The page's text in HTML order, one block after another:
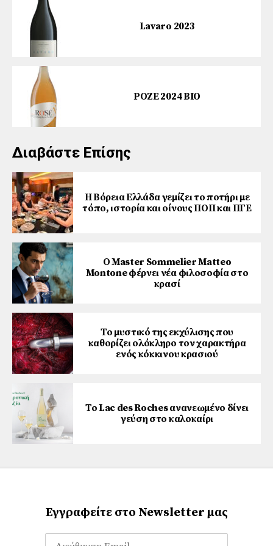
Lavaro 2023
ΡΟΖΕ 2024 BIO
Διαβάστε Επίσης
Η Βόρεια Ελλάδα γεμίζει το ποτήρι με
τόπο, ιστορία και οίνους ΠΟΠ και ΠΓΕ
Ο Master Sommelier Matteo
Montone φέρνει νέα φιλοσοφία στο
κρασί
Το μυστικό της εκχύλισης που
καθορίζει ολόκληρο τον χαρακτήρα
ενός κόκκινου κρασιού
Το Lac des Roches ανανεωμένο δίνει
γεύση στο καλοκαίρι
Εγγραφείτε στο Newsletter μας